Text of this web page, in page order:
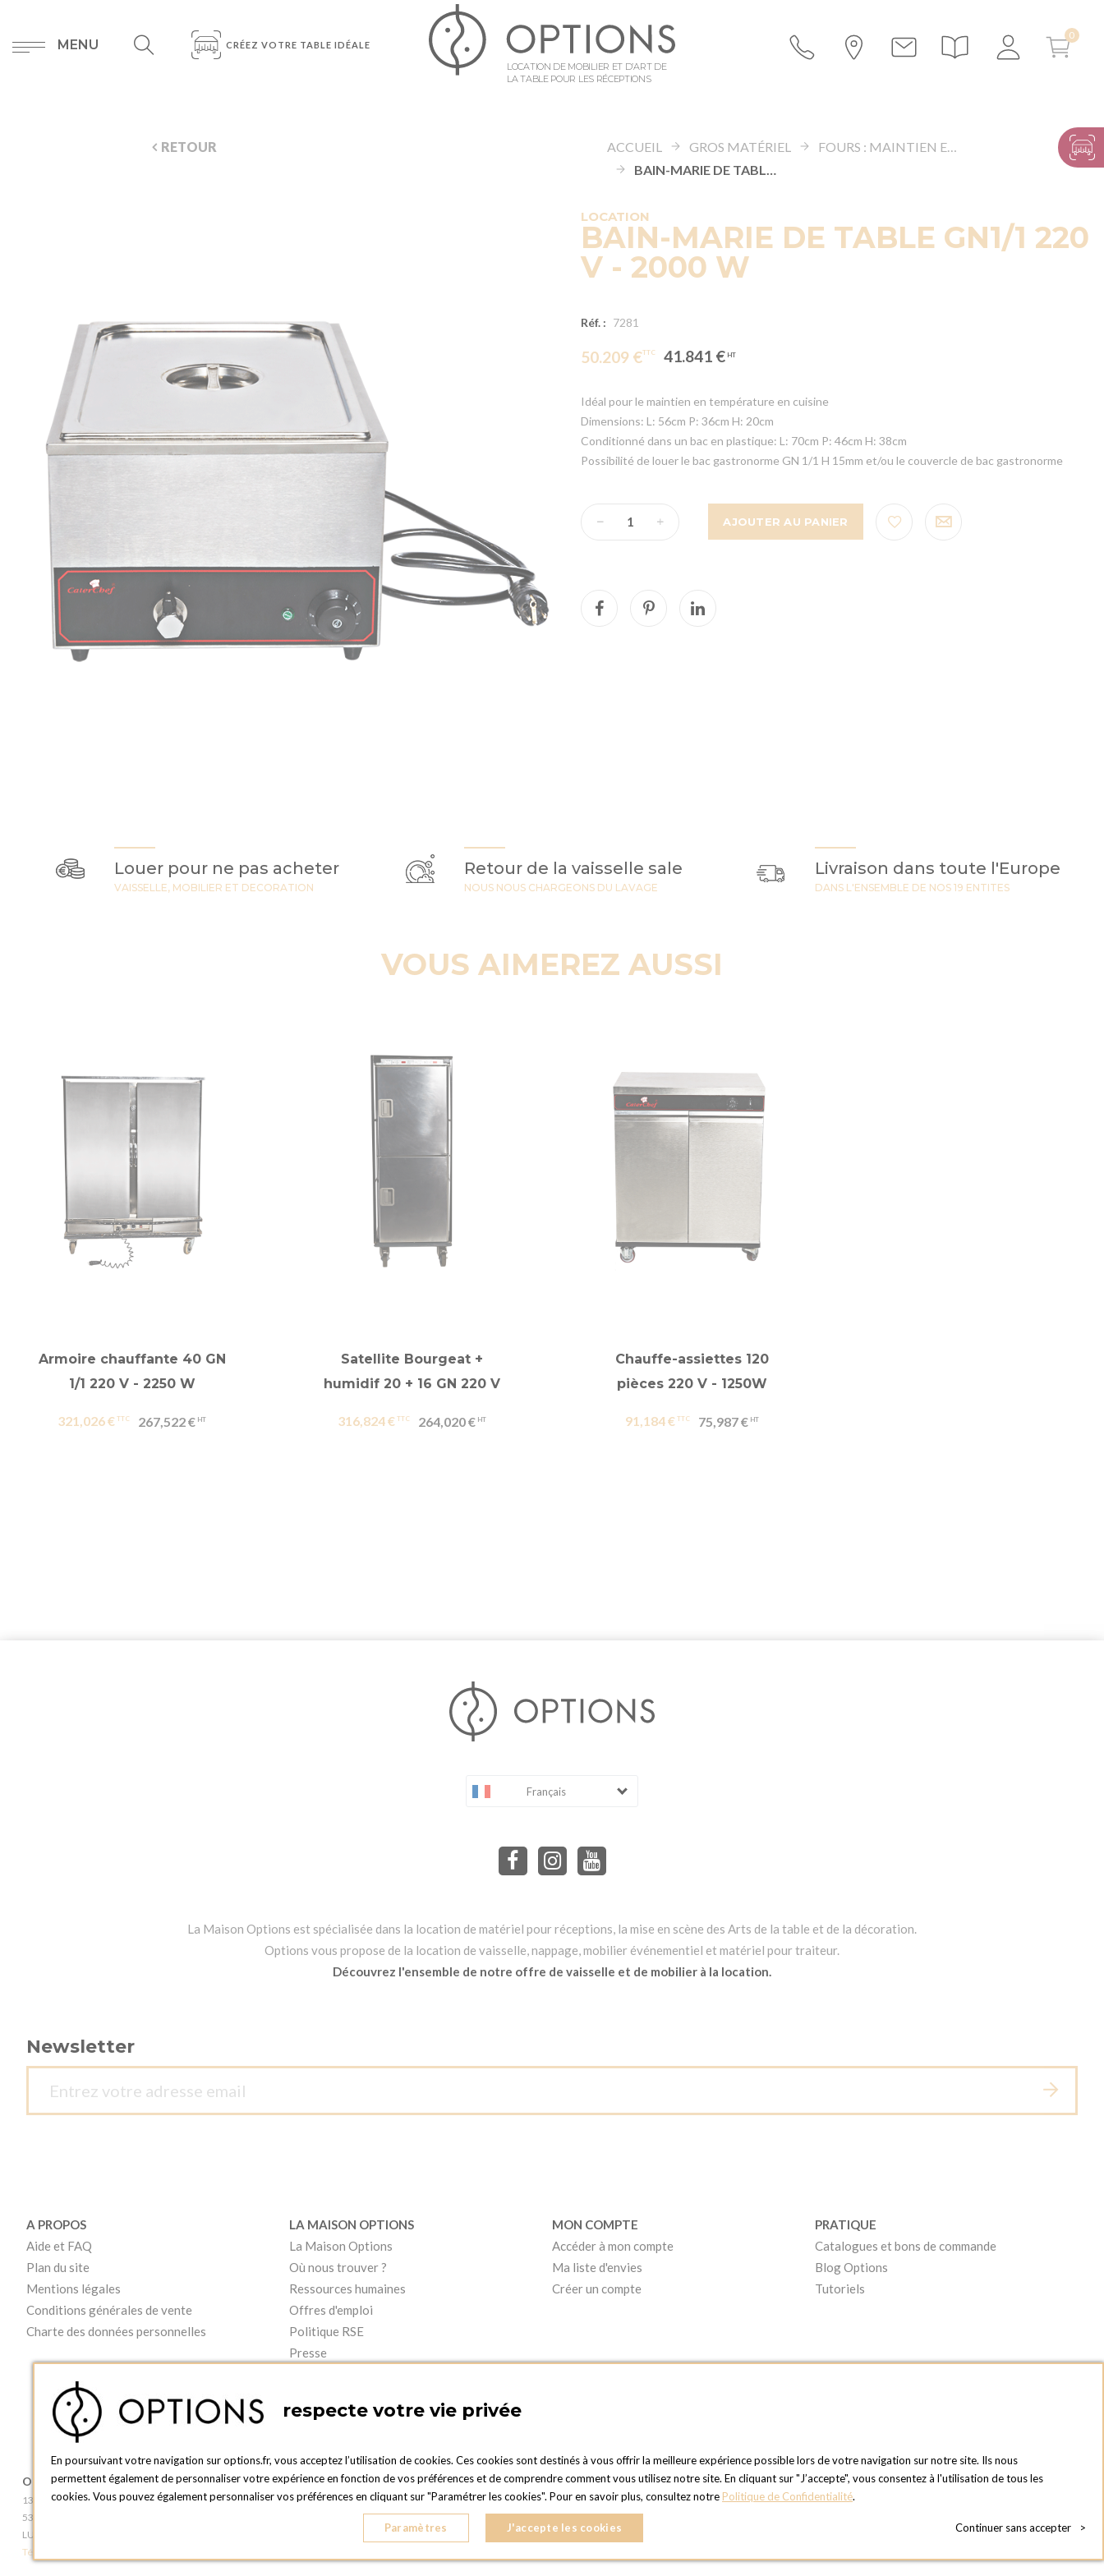
MENU CRÉEZ VOTRE TABLE IDÉALE
LOCATION DE MOBILIER ET D’ART DE
LA TABLE POUR LES RÉCEPTIONS
RETOUR ACCUEIL GROS MATÉRIEL
FOURS : MAINTIEN EN TEMPÉRATURE
BAIN-MARIE DE TABLE GN1/1 220 V - 2000 W
LOCATION
BAIN-MARIE DE TABLE GN1/1 220
V - 2000 W
Réf. : 7281
50.209 € 41.841 €
Idéal pour le maintien en température en cuisine
Dimensions: L: 56cm P: 36cm H: 20cm
Conditionné dans un bac en plastique: L: 70cm P: 46cm H: 38cm
Possibilité de louer le bac gastronorme GN 1/1 H 15mm et/ou le couvercle de bac gastronorme
AJOUTER AU PANIER
Louer pour ne pas acheter
VAISSELLE, MOBILIER ET DECORATION
Retour de la vaisselle sale
NOUS NOUS CHARGEONS DU LAVAGE
Livraison dans toute l'Europe
DANS L'ENSEMBLE DE NOS 19 ENTITES
VOUS AIMEREZ AUSSI
Armoire chauffante 40 GN
1/1 220 V - 2250 W
321,026 € 267,522 €
Satellite Bourgeat +
humidif 20 + 16 GN 220 V
316,824 € 264,020 €
Chauffe-assiettes 120
pièces 220 V - 1250W
91,184 € 75,987 €
Français
La Maison Options est spécialisée dans la location de matériel pour réceptions, la mise en scène des Arts de la table et de la décoration.
Options vous propose de la location de vaisselle, nappage, mobilier événementiel et matériel pour traiteur.
Découvrez l'ensemble de notre offre de vaisselle et de mobilier à la location.
Newsletter
A PROPOS
Aide et FAQ
Plan du site
Mentions légales
Conditions générales de vente
Charte des données personnelles
LA MAISON OPTIONS
La Maison Options
Où nous trouver ?
Ressources humaines
Offres d'emploi
Politique RSE
Presse
MON COMPTE
Accéder à mon compte
Ma liste d'envies
Créer un compte
PRATIQUE
Catalogues et bons de commande
Blog Options
Tutoriels
OPTIONS LUXEMBOURG
13 rue Paul Rischard
5324 Contern
LUXEMBOURG
Téléphone :
BOUTIQUE OPTIONS LUXEMBOURG
2, avenue Grand-Duc Jean
L - 1842 HOWALD LUXEMBOURG
respecte votre vie privée
En poursuivant votre navigation sur options.fr, vous acceptez l’utilisation de cookies. Ces cookies sont destinés à vous offrir la meilleure expérience possible lors de votre navigation sur notre site. Ils nous
permettent également de personnaliser votre expérience en fonction de vos préférences et de comprendre comment vous utilisez notre site. En cliquant sur "J’accepte", vous consentez à l'utilisation de tous les
cookies. Vous pouvez également personnaliser vos préférences en cliquant sur "Paramétrer les cookies". Pour en savoir plus, consultez notre Politique de Confidentialité.
Paramètres J'accepte les cookies Continuer sans accepter >